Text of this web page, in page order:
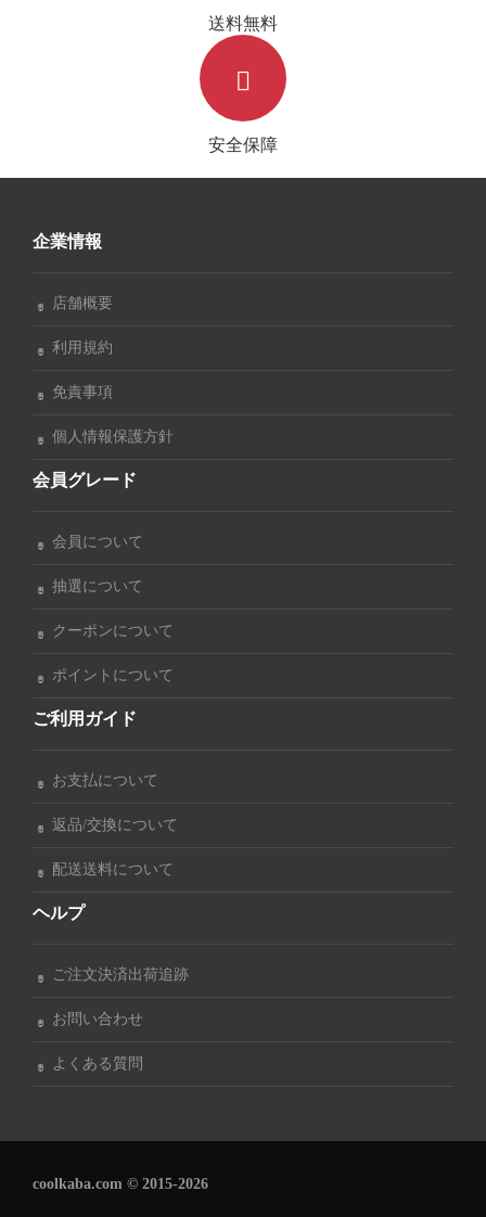
送料無料
安全保障
企業情報
店舗概要
利用規約
免責事項
個人情報保護方針
会員グレード
会員について
抽選について
クーポンについて
ポイントについて
ご利用ガイド
お支払について
返品/交換について
配送送料について
ヘルプ
ご注文決済出荷追跡
お問い合わせ
よくある質問
coolkaba.com © 2015-2026